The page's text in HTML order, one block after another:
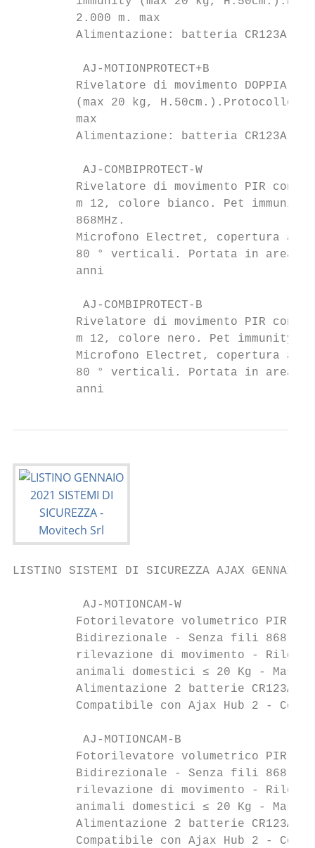
         2.000 m. max
Alimentazione: batteria CR123A
AJ-MOTIONPROTECT+B
Rivelatore di movimento DOPPIA
(max 20 kg, H.50cm.).Protocollo
         max
Alimentazione: batteria CR123A
AJ-COMBIPROTECT-W
Rivelatore di movimento PIR con
m 12, colore bianco. Pet
         868MHz.
Microfono Electret, copertura
80 ° verticali. Portata in area
         anni
AJ-COMBIPROTECT-B
Rivelatore di movimento PIR con
m 12, colore nero. Pet immunity
Microfono Electret, copertura
80 ° verticali. Portata in area
         anni
LISTINO SISTEMI DI SICUREZZA AJAX
AJ-MOTIONCAM-W
Fotorilevatore volumetrico PIR
Bidirezionale - Senza fili 868
rilevazione di movimento -
animali domestici ≤ 20 Kg -
Alimentazione 2 batterie CR123A
Compatibile con Ajax Hub 2 -
AJ-MOTIONCAM-B
Fotorilevatore volumetrico PIR
Bidirezionale - Senza fili 868
rilevazione di movimento -
animali domestici ≤ 20 Kg -
Alimentazione 2 batterie CR123A
Compatibile con Ajax Hub 2 -